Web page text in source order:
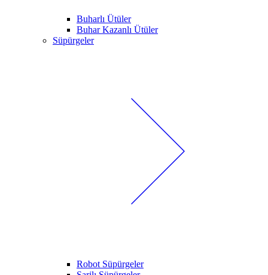
Buharlı Ütüler
Buhar Kazanlı Ütüler
Süpürgeler
Robot Süpürgeler